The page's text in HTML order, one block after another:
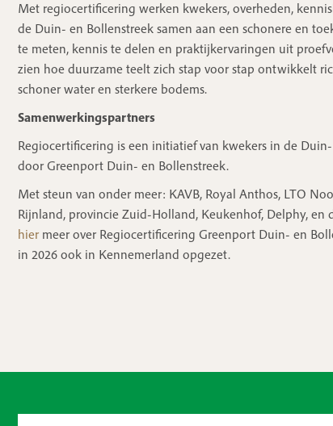
Met regiocertificering werken kwekers, overheden,
de Duin- en Bollenstreek samen aan een schonere en
te meten, kennis te delen en praktijkervaringen uit
zien hoe duurzame teelt zich stap voor stap ontwikkelt
schoner water en sterkere bodems.
Samenwerkingspartners
Regiocertificering is een initiatief van kwekers in de
door Greenport Duin- en Bollenstreek.
Met steun van onder meer: KAVB, Royal Anthos, LTO
Rijnland, provincie Zuid-Holland, Keukenhof, Delphy, en
hiermeer over Regiocertificering Greenport Duin- en
in 2026 ook in Kennemerland opgezet.